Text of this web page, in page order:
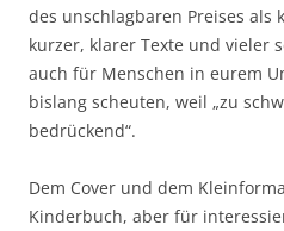
des unschlagbaren Preises als
kurzer, klarer Texte und vieler
auch für Menschen in eurem
bislang scheuten, weil „zu
bedrückend“.
Dem Cover und dem
Kinderbuch, aber für